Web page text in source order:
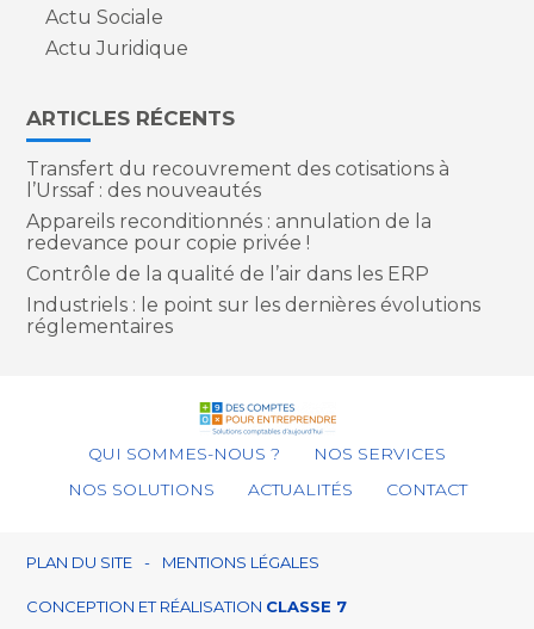
Actu Sociale
Actu Juridique
ARTICLES RÉCENTS
Transfert du recouvrement des cotisations à
l’Urssaf : des nouveautés
Appareils reconditionnés : annulation de la
redevance pour copie privée !
Contrôle de la qualité de l’air dans les ERP
Industriels : le point sur les dernières évolutions
réglementaires
FooterQUI SOMMES-NOUS ?
NOS SERVICES
NOS SOLUTIONS
ACTUALITÉS CONTACT
Footer
PLAN DU SITE MENTIONS LÉGALES
CONCEPTION ET RÉALISATION CLASSE 7